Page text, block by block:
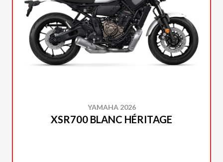
YAMAHA 2026
XSR700 BLANC HÉRITAGE